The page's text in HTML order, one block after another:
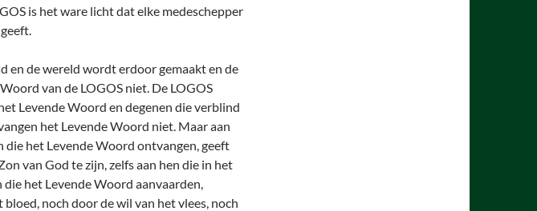
is het ware licht dat elke medeschepper
en de wereld wordt erdoor gemaakt en de
van de LOGOS niet. De LOGOS
Levende Woord en degenen die verblind
het Levende Woord niet. Maar aan
die het Levende Woord ontvangen, geeft
van God te zijn, zelfs aan hen die in het
het Levende Woord aanvaarden,
noch door de wil van het vlees, noch